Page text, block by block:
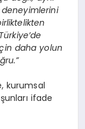
deneyimlerini
daha yolun
kurumsal
ifade